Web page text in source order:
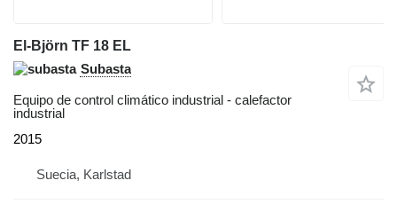
El-Björn TF 18 EL
Subasta
Equipo de control climático industrial - calefactor
industrial
2015
Suecia, Karlstad